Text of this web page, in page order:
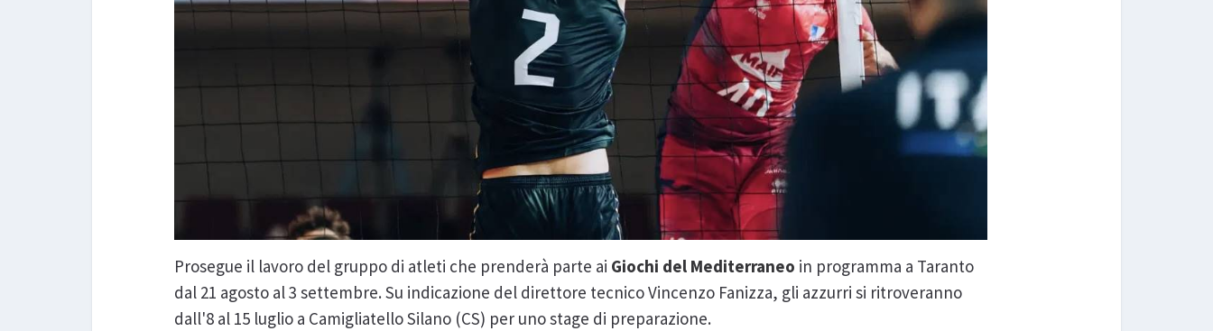
Prosegue il lavoro del gruppo di atleti che prenderà parte ai Giochi del Mediterraneo in programma a Taranto
dal 21 agosto al 3 settembre. Su indicazione del direttore tecnico Vincenzo Fanizza, gli azzurri si ritroveranno
dall'8 al 15 luglio a Camigliatello Silano (CS) per uno stage di preparazione.